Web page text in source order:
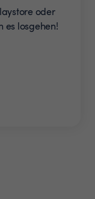
oder
es losgehen!